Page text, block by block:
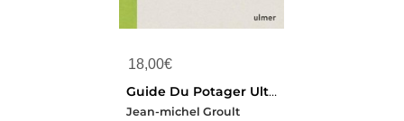
18,00€
Guide Du Potager Ultra-simple
Jean-michel Groult